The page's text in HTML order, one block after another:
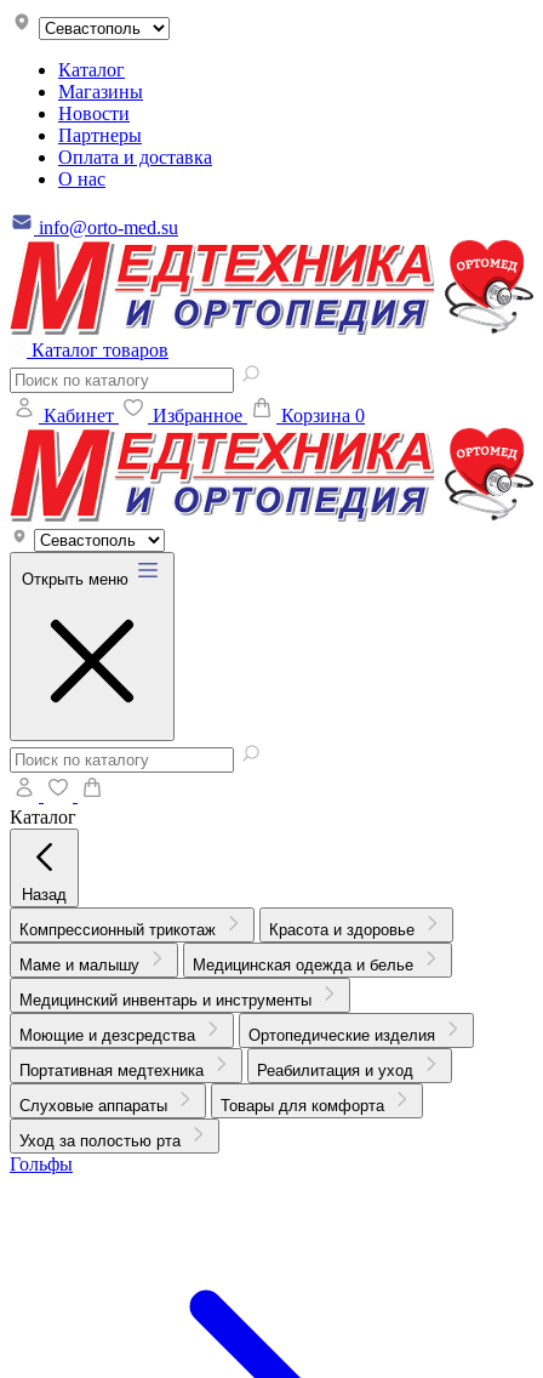
Каталог
Магазины
Новости
Партнеры
Оплата и доставка
О нас
info@orto-med.su
Каталог товаров
Кабинет Избранное Корзина 0
Открыть меню
Каталог
Назад
Компрессионный трикотаж
Красота и здоровье
Маме и малышу
Медицинская одежда и белье
Медицинский инвентарь и инструменты
Моющие и дезсредства
Ортопедические изделия
Портативная медтехника
Реабилитация и уход
Слуховые аппараты
Товары для комфорта
Уход за полостью рта
Гольфы